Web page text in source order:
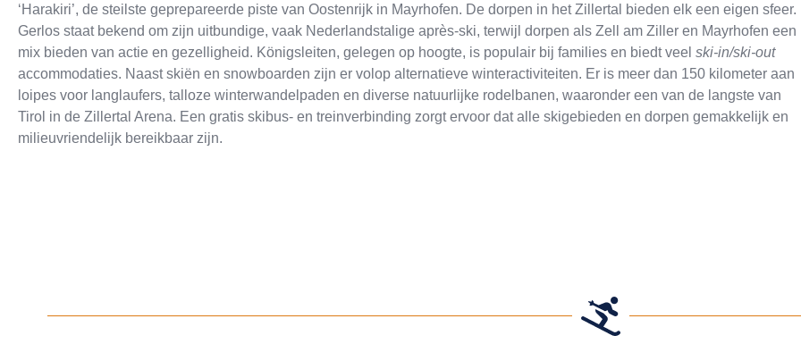
‘Harakiri’, de steilste geprepareerde piste van Oostenrijk in Mayrhofen. De dorpen in het Zillertal bieden elk een eigen sfeer.
Gerlos staat bekend om zijn uitbundige, vaak Nederlandstalige après-ski, terwijl dorpen als Zell am Ziller en Mayrhofen een
mix bieden van actie en gezelligheid. Königsleiten, gelegen op hoogte, is populair bij families en biedt veel ski-in/ski-out
accommodaties. Naast skiën en snowboarden zijn er volop alternatieve winteractiviteiten. Er is meer dan 150 kilometer aan
loipes voor langlaufers, talloze winterwandelpaden en diverse natuurlijke rodelbanen, waaronder een van de langste van
Tirol in de Zillertal Arena. Een gratis skibus- en treinverbinding zorgt ervoor dat alle skigebieden en dorpen gemakkelijk en
milieuvriendelijk bereikbaar zijn.